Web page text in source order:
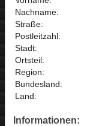
Nachname:
Straße:
Postleitzahl:
Stadt:
Ortsteil:
Region:
Bundesland:
Land:
Informationen: